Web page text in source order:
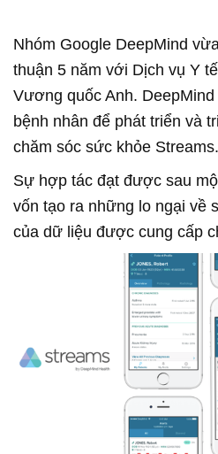
Nhóm Google DeepMind
thuận 5 năm với Dịch vụ Y
Vương quốc Anh.
bệnh nhân để phát triển và
chăm sóc sức khỏe Streams.
Sự hợp tác đạt được sau
vốn tạo ra những lo ngại về
của dữ liệu được cung cấp